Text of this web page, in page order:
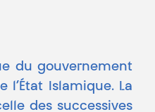
du gouvernement
Islamique. La
des successives